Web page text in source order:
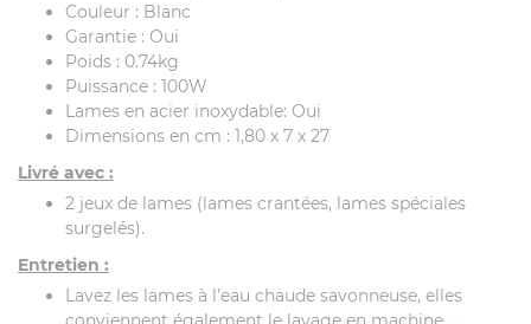
Couleur : Blanc
Garantie : Oui
Poids : 0.74kg
Puissance : 100W
Lames en acier inoxydable: Oui
Dimensions en cm : 1,80 x 7 x 27
Livré avec :
2 jeux de lames (lames crantées, lames spéciales
surgelés).
Entretien :
Lavez les lames à l’eau chaude savonneuse, elles